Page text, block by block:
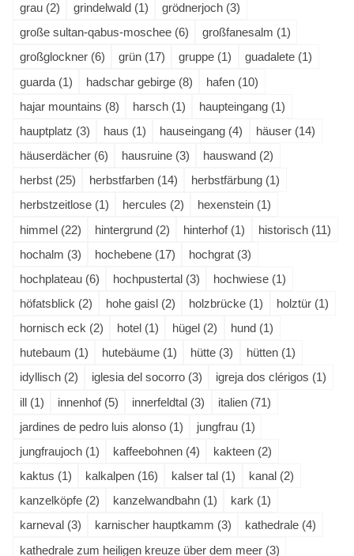
grau (2)
grindelwald (1)
grödnerjoch (3)
große sultan-qabus-moschee (6)
großfanesalm (1)
großglockner (6)
grün (17) gruppe (1)
guadalete (1)
guarda (1)
hadschar gebirge (8)
hafen (10)
hajar mountains (8)
harsch (1)
haupteingang (1)
hauptplatz (3)
haus (1) hauseingang (4)
häuser (14)
häuserdächer (6)
hausruine (3)
hauswand (2)
herbst (25)
herbstfarben (14)
herbstfärbung (1)
herbstzeitlose (1)
hercules (2)
hexenstein (1)
himmel (22)
hintergrund (2) hinterhof (1)
historisch (11)
hochalm (3)
hochebene (17)
hochgrat (3)
hochplateau (6)
hochpustertal (3)
hochwiese (1)
höfatsblick (2)
hohe gaisl (2) holzbrücke (1)
holztür (1)
hornisch eck (2)
hotel (1) hügel (2)
hund (1)
hutebaum (1)
hutebäume (1) hütte (3)
hütten (1)
idyllisch (2)
iglesia del socorro (3)
igreja dos clérigos (1)
ill (1)
innenhof (5) innerfeldtal (3)
italien (71)
jardines de pedro luis alonso (1)
jungfrau (1)
jungfraujoch (1)
kaffeebohnen (4)
kakteen (2)
kaktus (1)
kalkalpen (16) kalser tal (1)
kanal (2)
kanzelköpfe (2)
kanzelwandbahn (1)
kark (1)
karneval (3)
karnischer hauptkamm (3)
kathedrale (4)
kathedrale zum heiligen kreuze über dem meer (3)